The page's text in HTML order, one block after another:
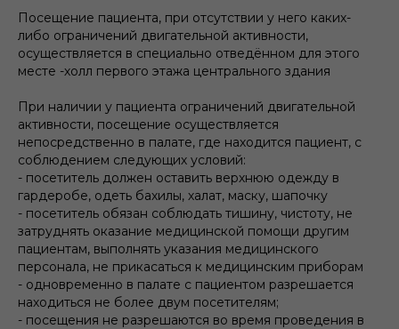
Посещение пациента, при отсутствии у него каких-
либо ограничений двигательной активности,
осуществляется в специально отведённом для этого
месте -холл первого этажа центрального здания
При наличии у пациента ограничений двигательной
активности, посещение осуществляется
непосредственно в палате, где находится пациент, с
соблюдением следующих условий:
- посетитель должен оставить верхнюю одежду в
гардеробе, одеть бахилы, халат, маску, шапочку
- посетитель обязан соблюдать тишину, чистоту, не
затруднять оказание медицинской помощи другим
пациентам, выполнять указания медицинского
персонала, не прикасаться к медицинским приборам
- одновременно в палате с пациентом разрешается
находиться не более двум посетителям;
- посещения не разрешаются во время проведения в